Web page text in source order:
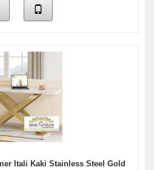
Itali Kaki Stainless Steel Gold